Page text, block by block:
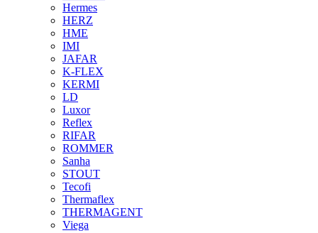
Hermes
HERZ
HME
IMI
JAFAR
K-FLEX
KERMI
LD
Luxor
Reflex
RIFAR
ROMMER
Sanha
STOUT
Tecofi
Thermaflex
THERMAGENT
Viega